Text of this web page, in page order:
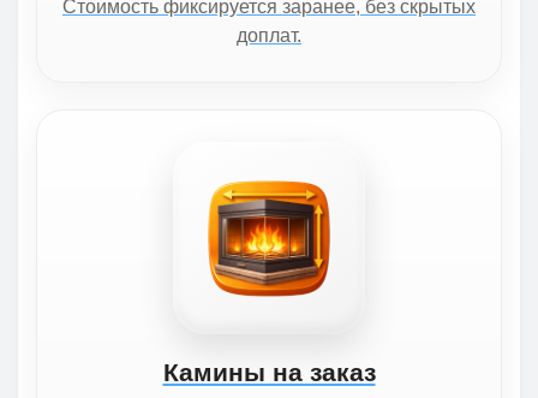
Стоимость фиксируется заранее, без скрытых
доплат.
Камины на заказ